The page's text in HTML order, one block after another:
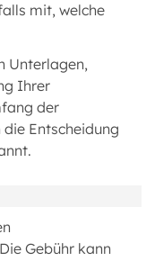
mit, welche
Unterlagen,
Ihrer
der
Entscheidung
Gebühr kann